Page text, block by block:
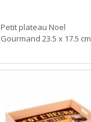
Petit plateau Noel
Gourmand 23.5 x 17.5 cm